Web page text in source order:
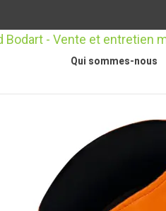
Qui sommes-nous
pour coupe-bordures / coupes-